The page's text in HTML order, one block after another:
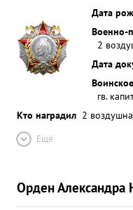
Дата
Военно-
2
Дата
гв.
Кто наградил 2
Ещё
Орден Александра